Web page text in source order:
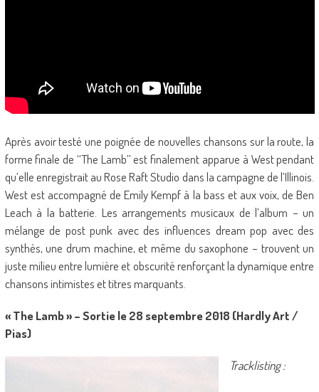
Après avoir testé une poignée de nouvelles chansons sur la route, la
forme finale de ‘‘The Lamb’’ est finalement apparue à West pendant
qu’elle enregistrait au Rose Raft Studio dans la campagne de l’Illinois.
West est accompagné de Emily Kempf à la bass et aux voix, de Ben
Leach à la batterie. Les arrangements musicaux de l’album – un
mélange de post punk avec des influences dream pop avec des
synthés, une drum machine, et même du saxophone – trouvent un
juste milieu entre lumière et obscurité renforçant la dynamique entre
chansons intimistes et titres marquants.
« The Lamb » – Sortie le 28 septembre 2018 (Hardly Art /
Pias)
Tracklisting :